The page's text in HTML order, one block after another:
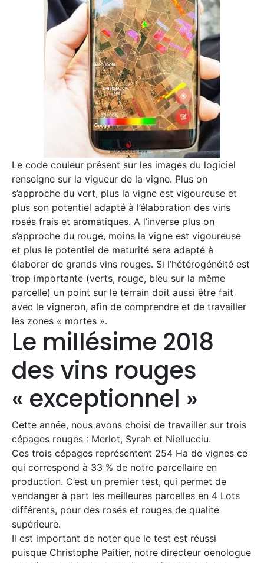
Le code couleur présent sur les images du logiciel
renseigne sur la vigueur de la vigne. Plus on
s’approche du vert, plus la vigne est vigoureuse et
plus son potentiel adapté à l’élaboration des vins
rosés frais et aromatiques. A l’inverse plus on
s’approche du rouge, moins la vigne est vigoureuse
et plus le potentiel de maturité sera adapté à
élaborer de grands vins rouges. Si l’hétérogénéité est
trop importante (verts, rouge, bleu sur la même
parcelle) un point sur le terrain doit aussi être fait
avec le vigneron, afin de comprendre et de travailler
les zones « mortes ».
Le millésime 2018
des vins rouges
« exceptionnel »
Cette année, nous avons choisi de travailler sur trois
cépages rouges : Merlot, Syrah et Niellucciu.
Ces trois cépages représentent 254 Ha de vignes ce
qui correspond à 33 % de notre parcellaire en
production. C’est un premier test, qui permet de
vendanger à part les meilleures parcelles en 4 Lots
différents, pour des rosés et rouges de qualité
supérieure.
Il est important de noter que le test est réussi
puisque Christophe Paitier, notre directeur oenologue